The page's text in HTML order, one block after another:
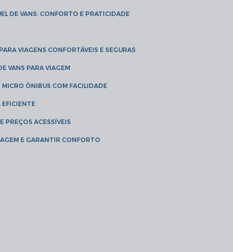
DE VANS: CONFORTO E PRATICIDADE
VIAGENS CONFORTÁVEIS E SEGURAS
VANS PARA VIAGEM
MICRO ÔNIBUS COM FACILIDADE
EFICIENTE
PREÇOS ACESSÍVEIS
E GARANTIR CONFORTO